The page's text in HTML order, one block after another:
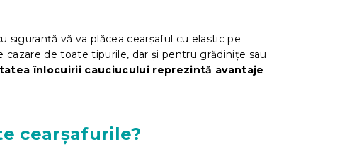
siguranță vă va plăcea cearșaful cu elastic pe
de toate tipurile, dar și pentru grădinițe sau
înlocuirii cauciucului reprezintă avantaje
cearșafurile?